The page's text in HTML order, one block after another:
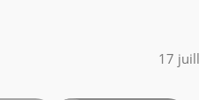
17